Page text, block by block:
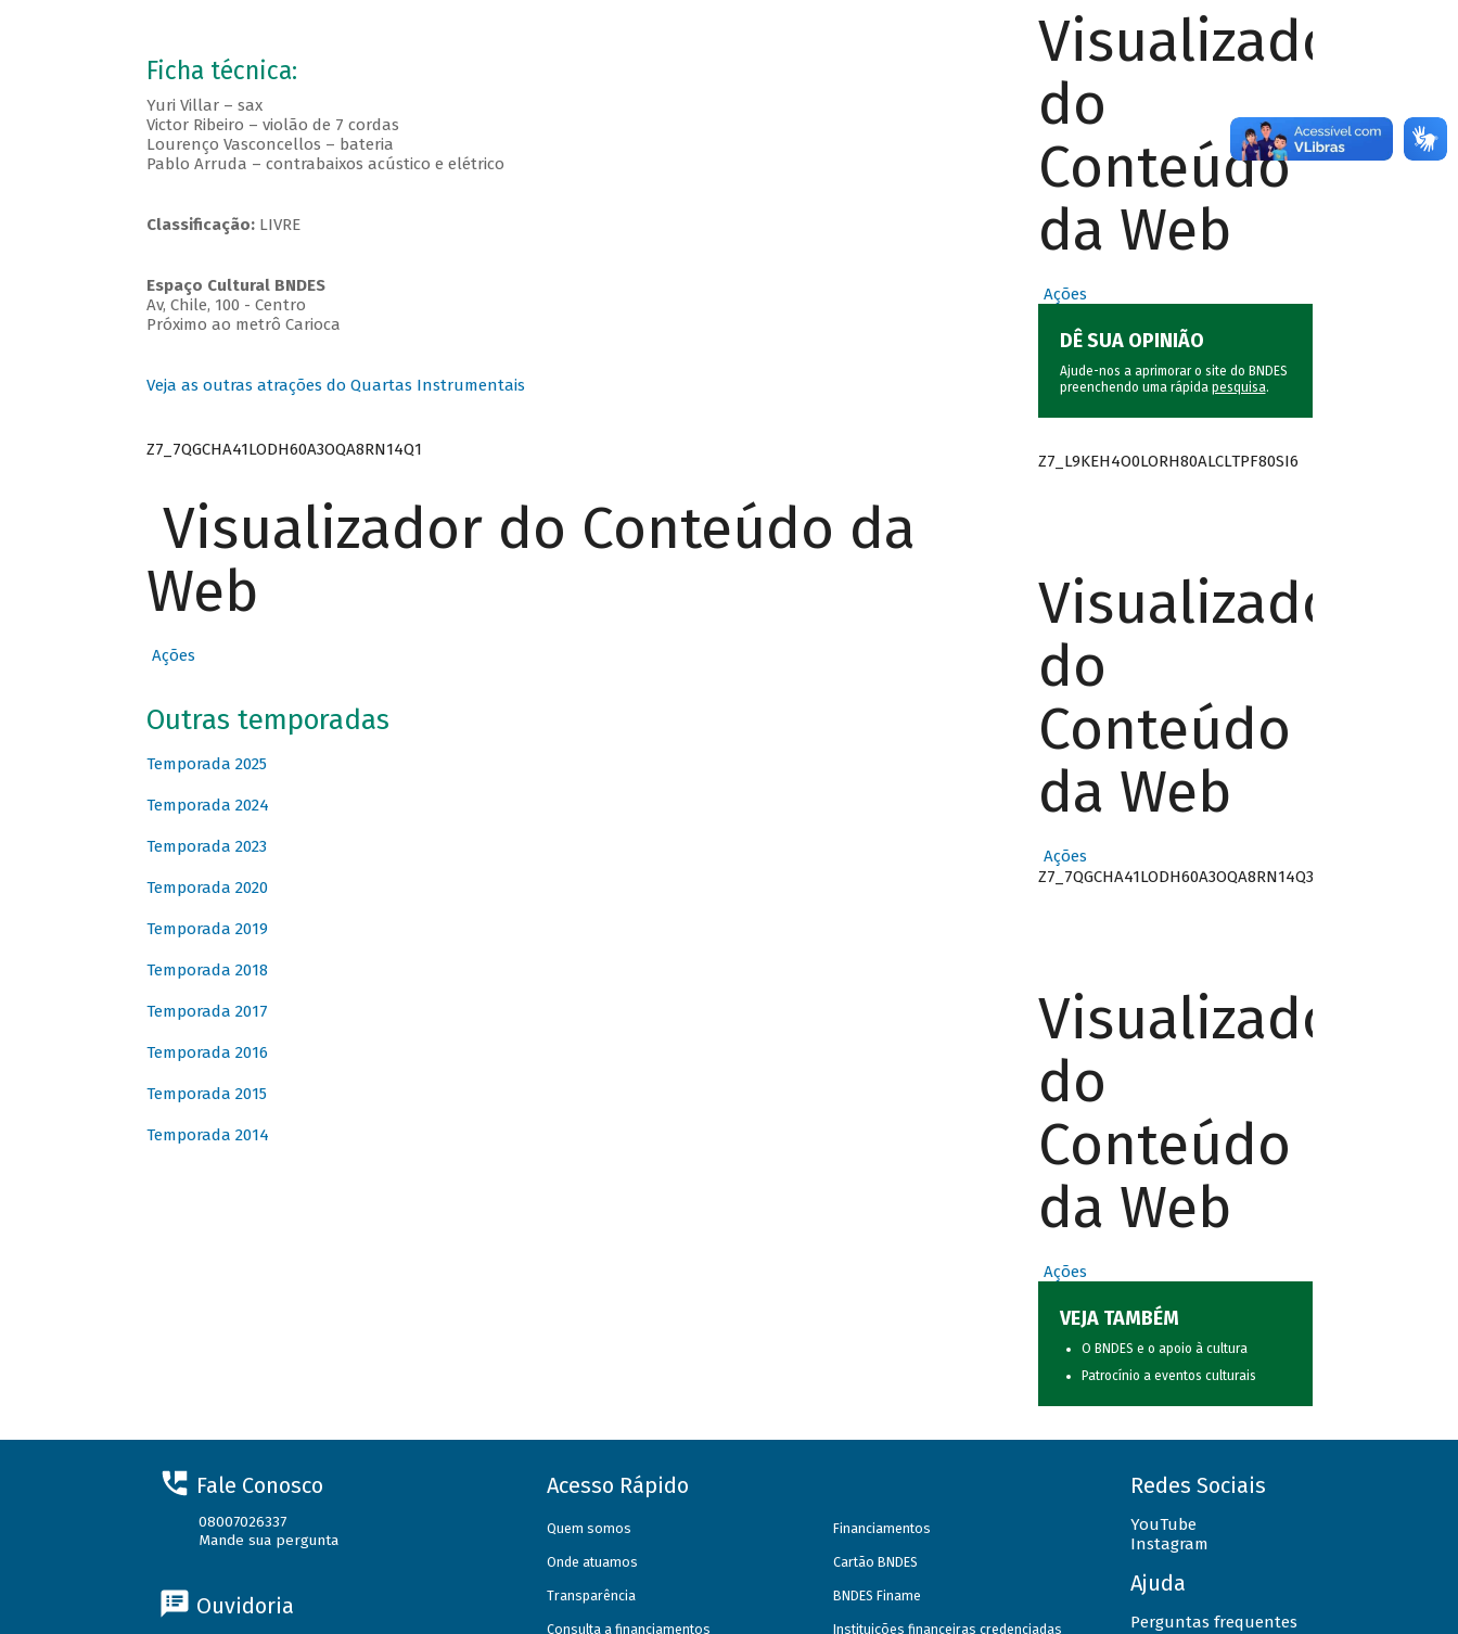
Ficha técnica:
Yuri Villar – sax
Victor Ribeiro – violão de 7 cordas
Lourenço Vasconcellos – bateria
Pablo Arruda – contrabaixos acústico e elétrico
Classificação:LIVRE
Espaço Cultural BNDES
Av, Chile, 100 - Centro
Próximo ao metrô Carioca
Veja as outras atrações do Quartas Instrumentais
Z7_7QGCHA41LODH60A3OQA8RN14Q1
Visualizador do Conteúdo da
Web
Ações
Outras temporadas
Temporada 2025
Temporada 2024
Temporada 2023
Temporada 2020
Temporada 2019
Temporada 2018
Temporada 2017
Temporada 2016
Temporada 2015
Temporada 2014
Visualizador
do
Conteúdo
da Web
Ações
DÊ SUA OPINIÃO
Ajude-nos a aprimorar o site do BNDES
preenchendo uma rápida pesquisa.
Z7_L9KEH4O0LORH80ALCLTPF80SI6
Visualizador
do
Conteúdo
da Web
Ações
Z7_7QGCHA41LODH60A3OQA8RN14Q3
Visualizador
do
Conteúdo
da Web
Ações
VEJA TAMBÉM
O BNDES e o apoio à cultura
Patrocínio a eventos culturais
Fale Conosco
08007026337
Mande sua pergunta
Ouvidoria
Acesso Rápido
Quem somos
Onde atuamos
Transparência
Consulta a financiamentos
Financiamentos
Cartão BNDES
BNDES Finame
Instituições financeiras credenciadas
Redes Sociais
YouTube
Instagram
Ajuda
Perguntas frequentes